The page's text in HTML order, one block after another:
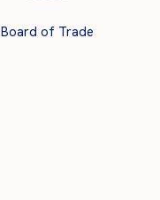
Board of Trade